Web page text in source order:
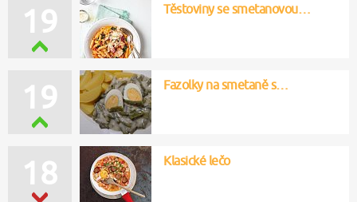
18 Klasické lečo
19 Těstoviny se smetanovou…
19 Fazolky na smetaně s…